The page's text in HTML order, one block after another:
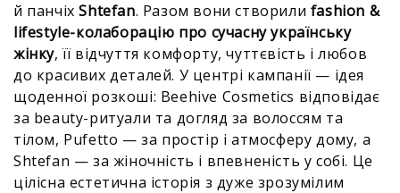
й панчіхShtefan. Разом вони створили fashion &
lifestyle-колаборацію про сучасну українську
жінку, її відчуття комфорту, чуттєвість і любов
до красивих деталей. У центрі кампанії — ідея
щоденної розкоші: Beehive Cosmetics відповідає
за beauty-ритуали та догляд за волоссям та
тілом, Pufetto — за простір і атмосферу дому, а
Shtefan — за жіночність і впевненість у собі. Це
цілісна естетична історія з дуже зрозумілим